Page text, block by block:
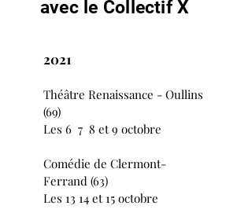
avec le Collectif X
2021
Théâtre Renaissance - Oullins
(69)
Les 6 7 8 et 9 octobre
Comédie de Clermont-
Ferrand (63)
Les 13 14 et 15 octobre